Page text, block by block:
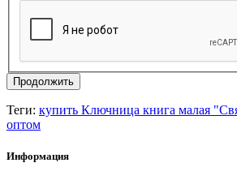
Продолжить
Теги: купить Ключница книга малая
оптом
Информация